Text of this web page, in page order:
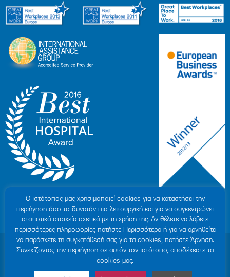
© 2007-2026 ΥΓΕΙΑ Μ.Α.Ε |
ΓΕΜΗ: 000279901000
Όροι Χρήσης
| Πολιτική Προστασίας Προσωπικών Δεδομένων
Δήλωση Απορρήτου
Ο ιστότοπoς μας χρησιμοποιεί cookies για να καταστήσει την
περιήγηση όσο το δυνατόν πιο λειτουργική και για να συγκεντρώνει
στατιστικά στοιχεία σχετικά με τη χρήση της. Αν θέλετε να λάβετε
περισσότερες πληροφορίες πατήστε Περισσότερα ή για να αρνηθείτε
να παράσχετε τη συγκατάθεσή σας για τα cookies, πατήστε Άρνηση.
Συνεχίζοντας την περιήγηση σε αυτόν τον ιστότοπο, αποδέχεστε τα
cookies μας.